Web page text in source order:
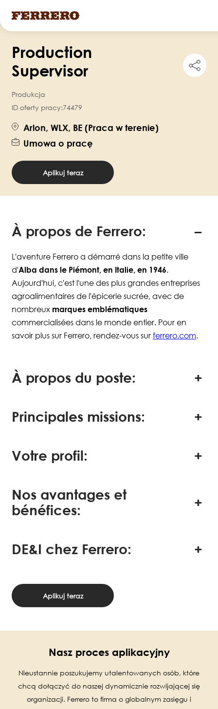
treści
Production
Supervisor
this
Produkcja
ID oferty pracy:74479
Arlon, WLX, BE (Praca w terenie)
Umowa o pracę
Aplikuj teraz
À propos de Ferrero:
L'aventure Ferrero a démarré dans la petite ville
d'Alba dans le Piémont, en Italie, en 1946.
Aujourd'hui, c'est l'une des plus grandes entreprises
agroalimentaires de l'épicerie sucrée, avec de
nombreux marques emblématiques
commercialisées dans le monde entier. Pour en
savoir plus sur Ferrero, rendez-vous sur ferrero.com.
À propos du poste:
Principales missions:
Votre profil:
Nos avantages et
bénéfices:
DE&I chez Ferrero:
Aplikuj teraz
Nasz proces aplikacyjny
Nieustannie poszukujemy utalentowanych osób, które
chcą dołączyć do naszej dynamicznie rozwijającej się
organizacji. Ferrero to firma o globalnym zasięgu i